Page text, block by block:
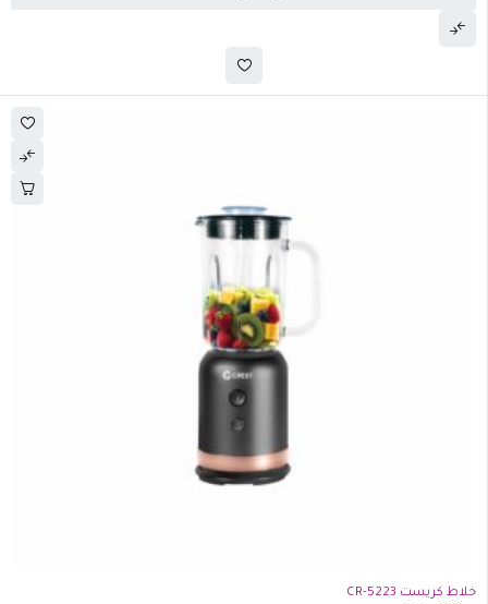
خلاط كريست 5223-CR